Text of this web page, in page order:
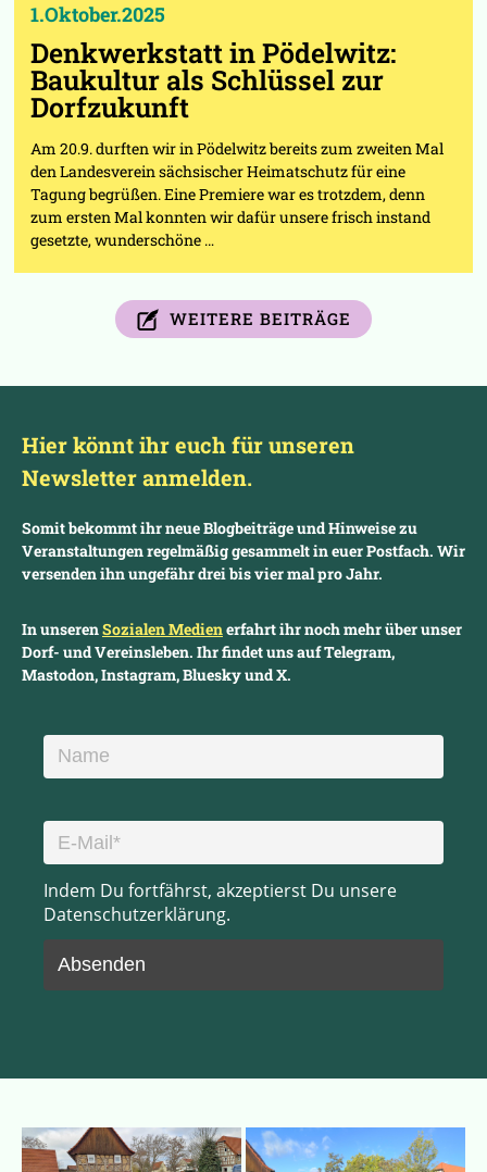
1.Oktober.2025
Denkwerkstatt in Pödelwitz:
Baukultur als Schlüssel zur
Dorfzukunft
Am 20.9. durften wir in Pödelwitz bereits zum zweiten Mal
den Landesverein sächsischer Heimatschutz für eine
Tagung begrüßen. Eine Premiere war es trotzdem, denn
zum ersten Mal konnten wir dafür unsere frisch instand
gesetzte, wunderschöne …
WEITERE BEITRÄGE
Hier könnt ihr euch für unseren
Newsletter anmelden.
Somit bekommt ihr neue Blogbeiträge und Hinweise zu
Veranstaltungen regelmäßig gesammelt in euer Postfach. Wir
versenden ihn ungefähr drei bis vier mal pro Jahr.
In unserenSozialen Medienerfahrt ihr noch mehr über unser
Dorf- und Vereinsleben. Ihr findet uns auf Telegram,
Mastodon, Instagram, Bluesky und X.
Indem Du fortfährst, akzeptierst Du unsere
Datenschutzerklärung.